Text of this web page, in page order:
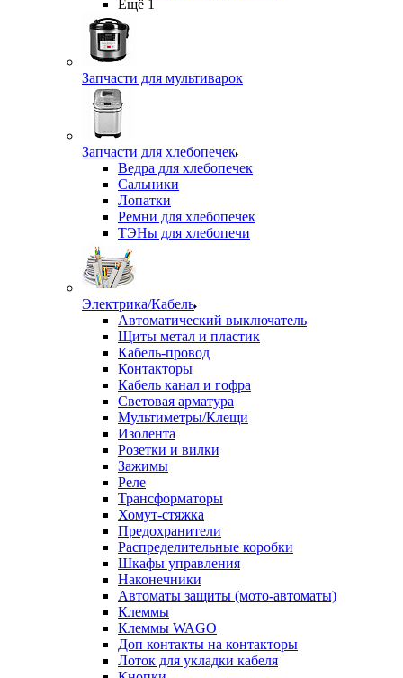
Ещё 1
Запчасти для мультиварок
Запчасти для хлебопечек
Ведра для хлебопечек
Сальники
Лопатки
Ремни для хлебопечек
ТЭНы для хлебопечи
Электрика/Кабель
Автоматический выключатель
Щиты метал и пластик
Кабель-провод
Контакторы
Кабель канал и гофра
Световая арматура
Мультиметры/Клещи
Изолента
Розетки и вилки
Зажимы
Реле
Трансформаторы
Хомут-стяжка
Предохранители
Распределительные коробки
Шкафы управления
Наконечники
Автоматы защиты (мото-автоматы)
Клеммы
Клеммы WAGO
Доп контакты на контакторы
Лоток для укладки кабеля